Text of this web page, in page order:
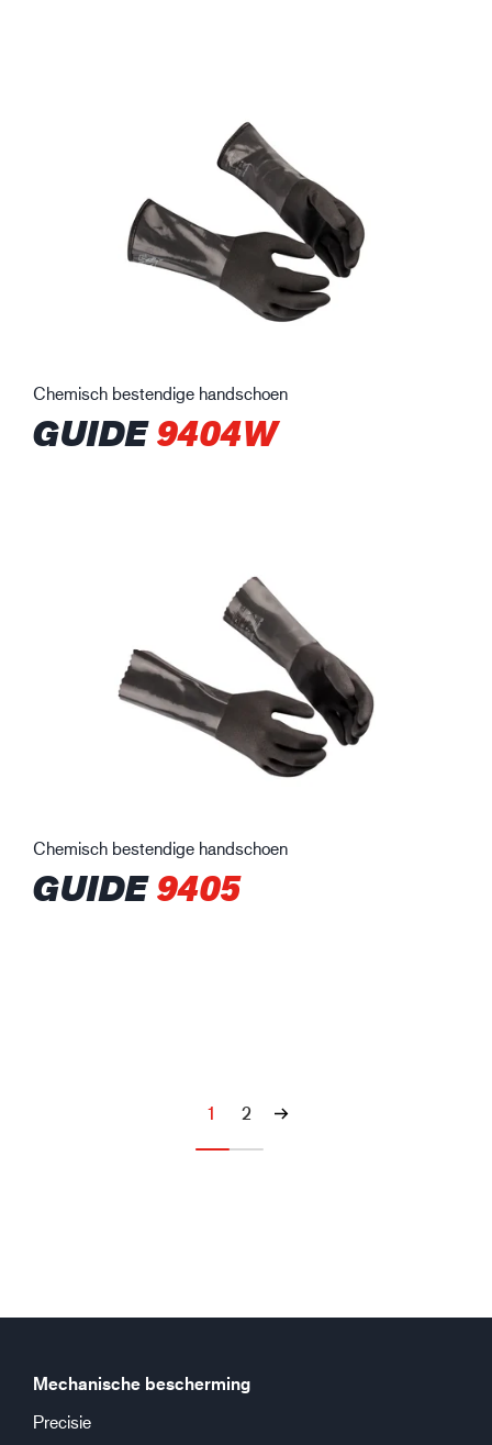
Chemisch bestendige handschoen
GUIDE9404W
Chemisch bestendige handschoen
GUIDE9405
1 2
Mechanische bescherming
Precisie